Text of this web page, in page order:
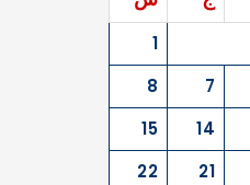
1
7
8
14
15
21
22